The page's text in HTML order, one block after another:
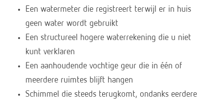
Een watermeter die registreert terwijl er in huis
geen water wordt gebruikt
Een structureel hogere waterrekening die u niet
kunt verklaren
Een aanhoudende vochtige geur die in één of
meerdere ruimtes blijft hangen
Schimmel die steeds terugkomt, ondanks eerdere